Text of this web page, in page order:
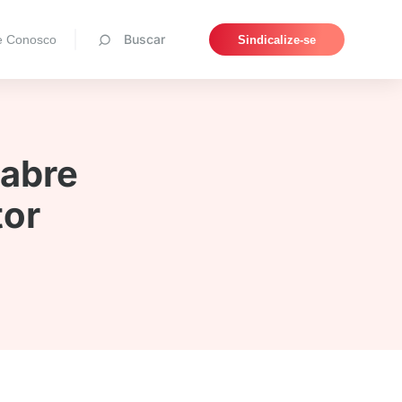
Conosco Buscar Sindicalize-se
Pesquisar